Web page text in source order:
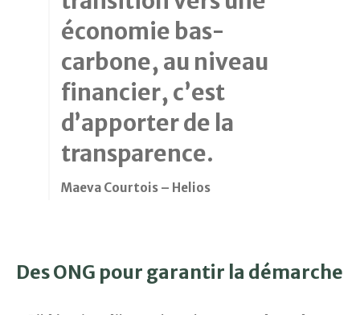
économie bas-
carbone, au niveau
financier, c’est
d’apporter de la
transparence.
Maeva Courtois – Helios
Des ONG pour garantir la démarche